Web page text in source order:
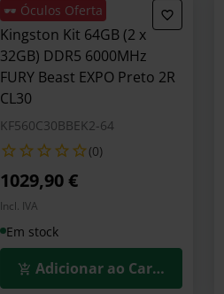
🕶️ Óculos Oferta
Kingston Kit 64GB (2 x
32GB) DDR5 6000MHz
FURY Beast EXPO Preto 2R
CL30
KF560C30BBEK2-64
(0)
1029,90 €
Incl. IVA
Em stock
Adicionar ao Carrinho